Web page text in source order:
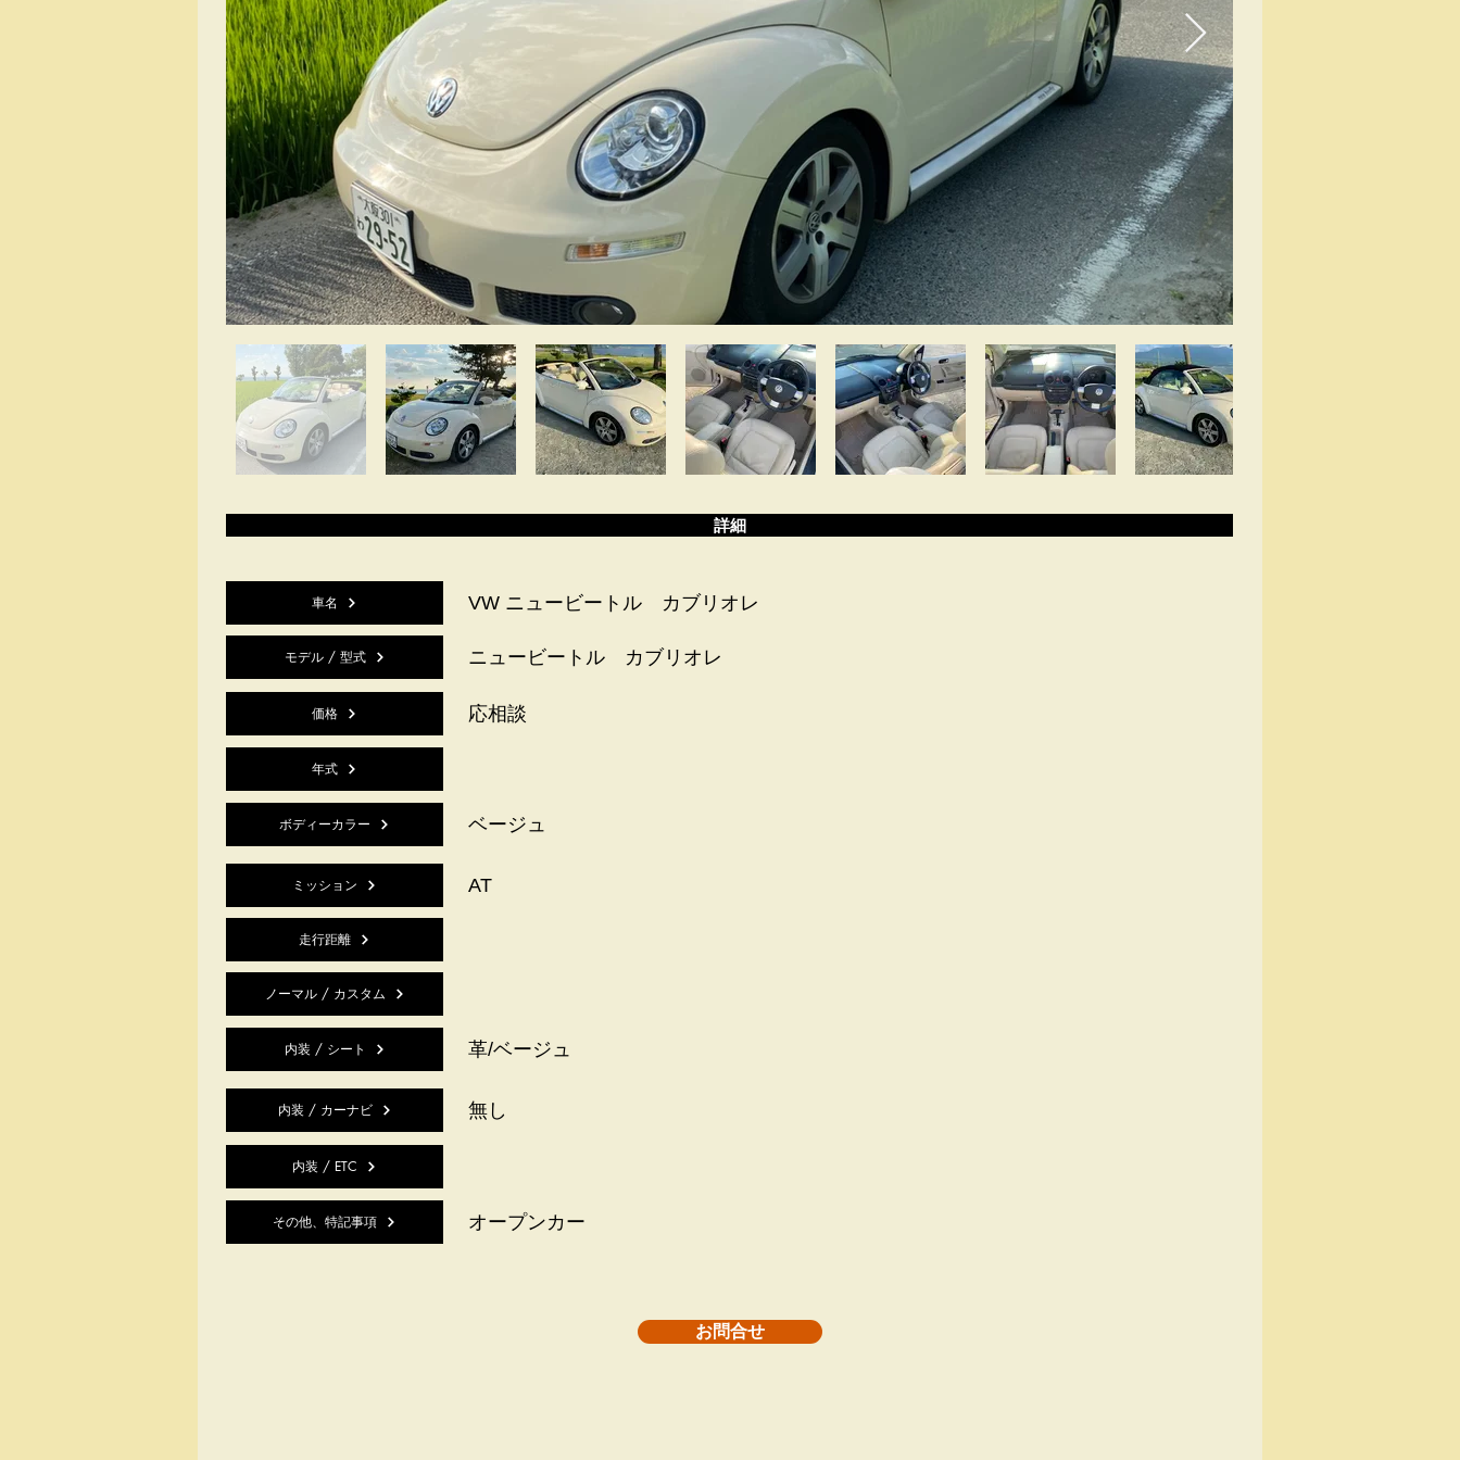
詳細
車名 VW ニュービートル カブリオレ
モデル / 型式 ニュービートル カブリオレ
価格 応相談
年式
ボディーカラー ベージュ
ミッション AT
走行距離
ノーマル / カスタム
内装 / シート 革/ベージュ
内装 / カーナビ 無し
内装 / ETC
その他、特記事項 オープンカー
お問合せ